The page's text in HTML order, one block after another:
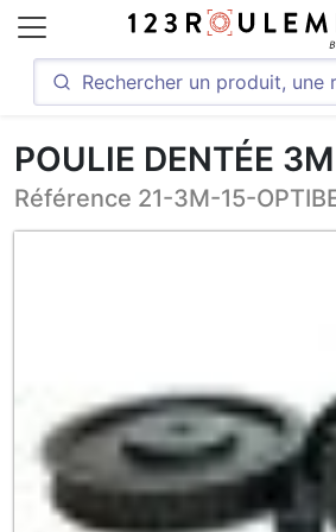
POULIE DENTÉE 3M
Référence 21-3M-15-